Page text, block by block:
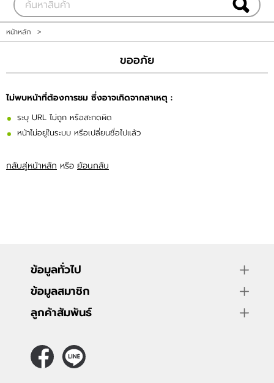
สินค้า
อาหารและเครื่องดื่ม
หน้าหลัก >
ขออภัย
ไม่พบหน้าที่ต้องการชม ซึ่งอาจเกิดจากสาเหตุ :
ระบุ URL ไม่ถูก หรือสะกดผิด
หน้าไม่อยู่ในระบบ หรือเปลี่ยนชื่อไปแล้ว
กลับสู่หน้าหลัก หรือ ย้อนกลับ
ข้อมูลทั่วไป
ข้อมูลสมาชิก
ลูกค้าสัมพันธ์